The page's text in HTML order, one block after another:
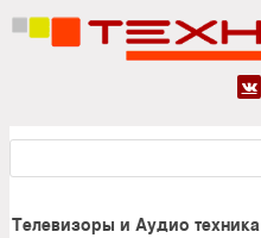

Телевизоры и Аудио техника